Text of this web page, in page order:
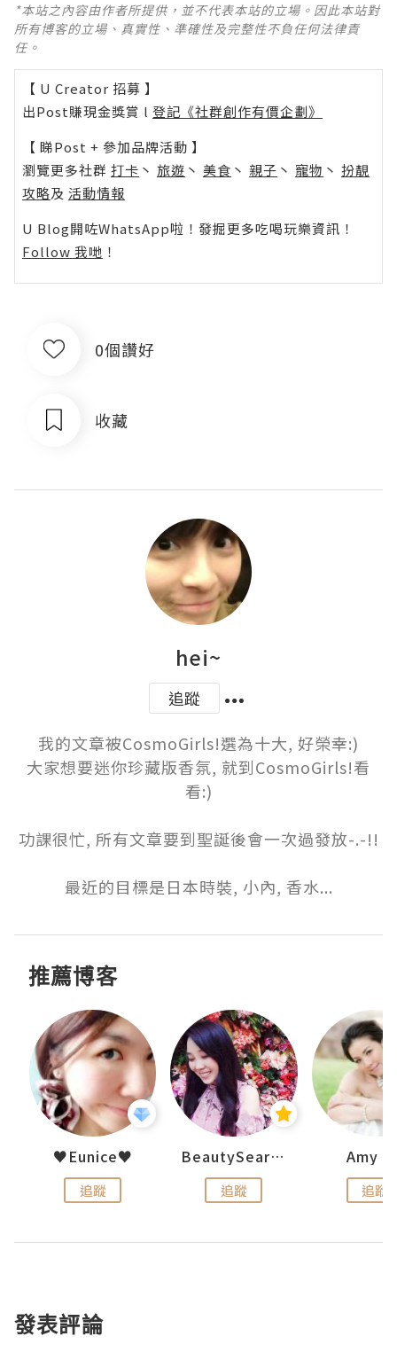
*本站之內容由作者所提供，並不代表本站的立場。因此本站對
所有博客的立場、真實性、準確性及完整性不負任何法律責
任。
【 U Creator 招募 】
出Post賺現金獎賞 l 登記《社群創作有價企劃》
【 睇Post + 參加品牌活動 】
瀏覽更多社群 打卡 丶 旅遊 丶 美食 丶 親子 丶 寵物 丶 扮靚
攻略及 活動情報
U Blog開咗WhatsApp啦！發掘更多吃喝玩樂資訊！
Follow 我哋 ！
0個讚好
收藏
hei~
追蹤
我的文章被CosmoGirls!選為十大, 好榮幸:)
大家想要迷你珍藏版香氛, 就到CosmoGirls!看
看:)
功課很忙, 所有文章要到聖誕後會一次過發放-.-!!
最近的目標是日本時裝, 小內, 香水...
推薦博客
♥Eunice♥
追蹤
BeautySearch
追蹤
Amy
追蹤
發表評論